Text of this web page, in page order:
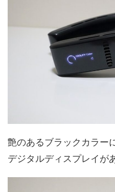
艶のあるブラックカラー
デジタルディスプレイが